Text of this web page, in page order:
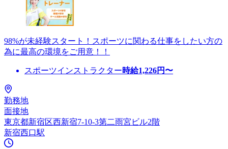
98%が未経験スタート！スポーツに関わる仕事をしたい方の
為に最高の環境をご用意！！
スポーツインストラクター時給1,226円〜
勤務地
面接地
東京都新宿区西新宿7-10-3第二雨宮ビル2階
新宿西口駅